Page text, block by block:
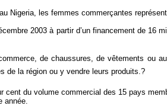
Nigeria, les femmes commerçantes
2003 à partir d’un financement de
de chaussures, de vêtements ou
de la région ou y vendre leurs produits.?
du volume commercial des 15 pays
année.